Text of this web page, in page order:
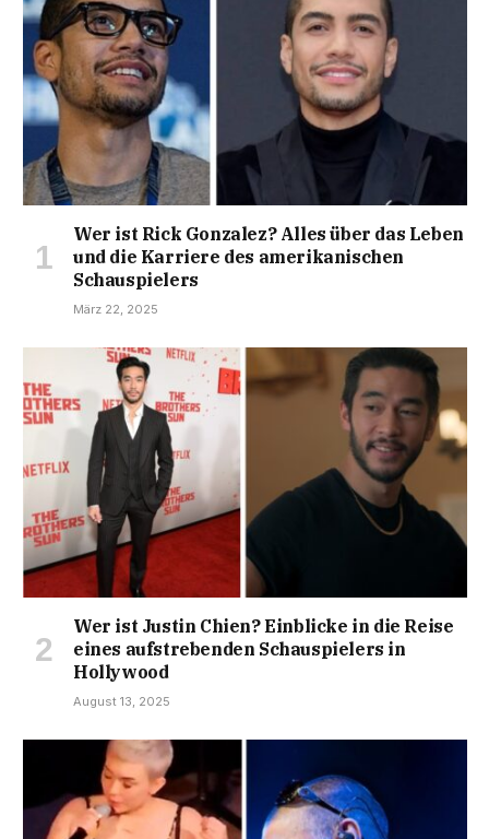
Wer ist Rick Gonzalez? Alles über das Leben
und die Karriere des amerikanischen
Schauspielers
März 22, 2025
Wer ist Justin Chien? Einblicke in die Reise
eines aufstrebenden Schauspielers in
Hollywood
August 13, 2025